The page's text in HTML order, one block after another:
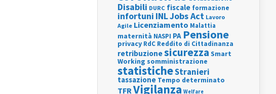
Disabili DURC fiscale formazione
infortuni INLJobs Act Lavoro
Agile Licenziamento Malattia
maternità NASPI PA Pensione
privacy RdC Reddito di Cittadinanza
retribuzionesicurezza Smart
Working somministrazione
statisticheStranieri
tassazione Tempo determinato
TFRVigilanza Welfare